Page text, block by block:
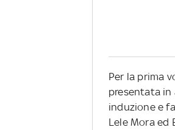
Per la prima
presentata in
induzione e
Lele Mora ed